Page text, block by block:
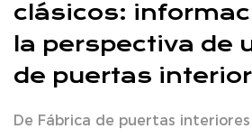
clásicos:
la perspectiva de
de puertas
De Fábrica de puertas